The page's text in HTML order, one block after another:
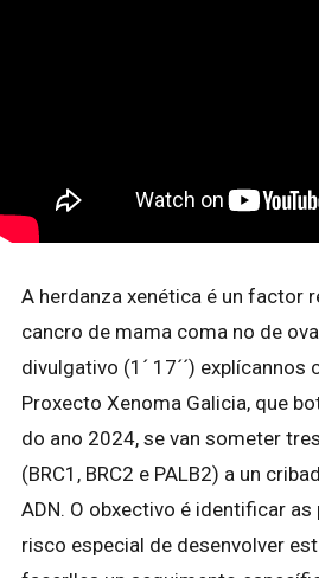
A herdanza xenética é un factor
cancro de mama coma no de
divulgativo (1´ 17´´)
Proxecto Xenoma Galicia, que
do ano 2024, se van someter
(BRC1, BRC2 e PALB2) a un
ADN. O obxectivo é identificar as
risco especial de desenvolver